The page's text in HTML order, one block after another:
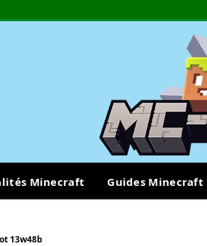
Minecraft Guides Minecraft
13w48b